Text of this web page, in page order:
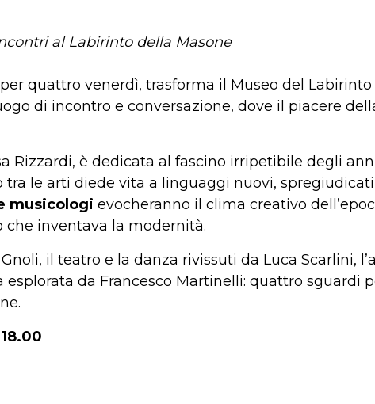
al Labirinto della Masone
per quattro venerdì, trasforma il Museo del
di incontro e conversazione, dove il piacere
Rizzardi, è dedicata al fascino irripetibile degli
le arti diede vita a linguaggi nuovi, spregiudicati
musicologi evocheranno il clima creativo
inventava la modernità.
il teatro e la danza rivissuti da Luca Scarlini,
esplorata da Francesco Martinelli: quattro sguardi